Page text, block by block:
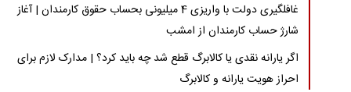
غافلگیری دولت با واریزی 4 میلیونی بحساب حقوق کارمندان | آغاز
شارژ حساب کارمندان از امشب
اگر یارانه نقدی یا کالابرگ قطع شد چه باید کرد؟ | مدارک لازم برای
احراز هویت یارانه و کالابرگ